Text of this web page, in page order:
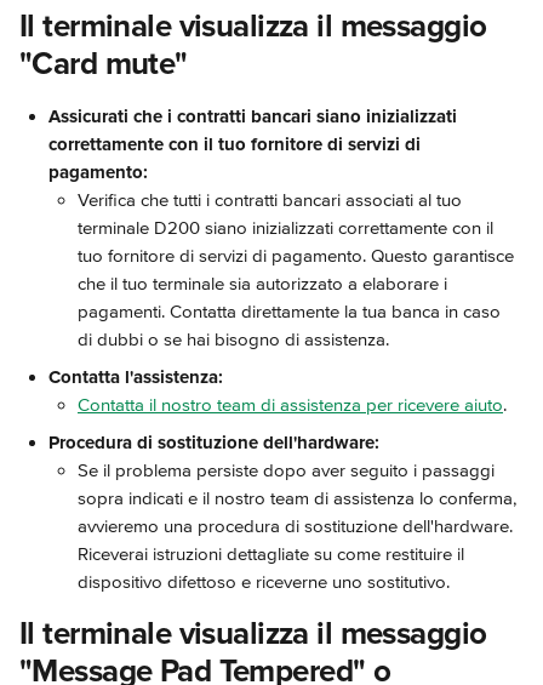
Il terminale visualizza il messaggio
"Card mute"
Assicurati che i contratti bancari siano inizializzati
correttamente con il tuo fornitore di servizi di
pagamento:
Verifica che tutti i contratti bancari associati al tuo
terminale D200 siano inizializzati correttamente con il
tuo fornitore di servizi di pagamento. Questo garantisce
che il tuo terminale sia autorizzato a elaborare i
pagamenti. Contatta direttamente la tua banca in caso
di dubbi o se hai bisogno di assistenza.
Contatta l'assistenza:
Contatta il nostro team di assistenza per ricevere aiuto.
Procedura di sostituzione dell'hardware:
Se il problema persiste dopo aver seguito i passaggi
sopra indicati e il nostro team di assistenza lo conferma,
avvieremo una procedura di sostituzione dell'hardware.
Riceverai istruzioni dettagliate su come restituire il
dispositivo difettoso e riceverne uno sostitutivo.
Il terminale visualizza il messaggio
"Message Pad Tempered" o